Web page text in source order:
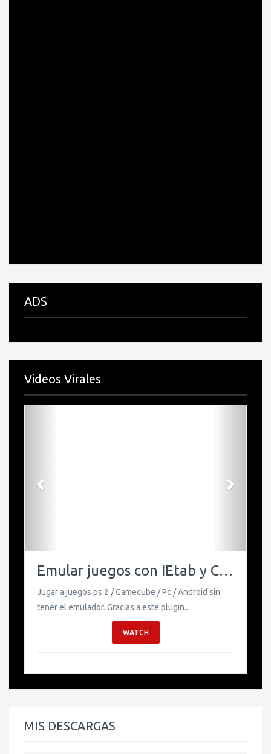
ADS
Videos Virales
Emular juegos con IEtab y Chrome.
Jugar a juegos ps 2 / Gamecube / Pc / Android sin
tener el emulador. Gracias a este plugin...
WATCH
MIS DESCARGAS